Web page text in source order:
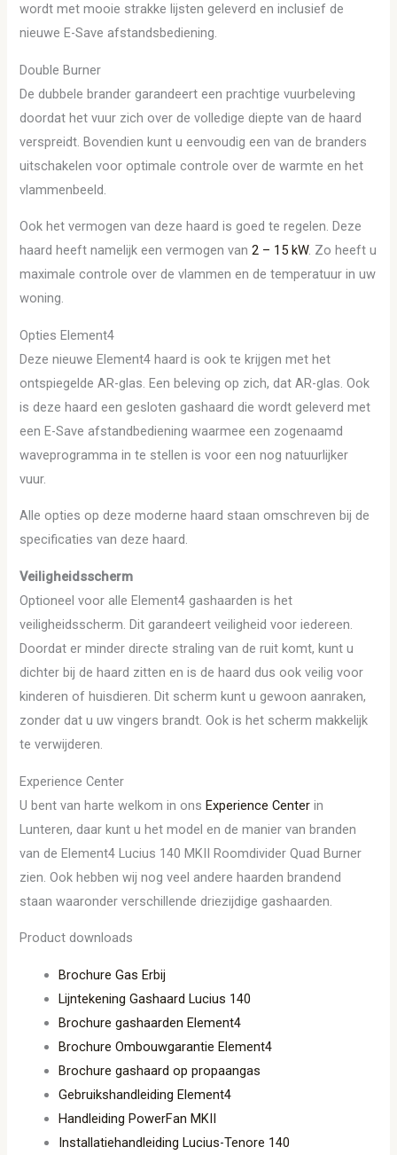
wordt met mooie strakke lijsten geleverd en inclusief de
nieuwe E-Save afstandsbediening.
Double Burner
De dubbele brander garandeert een prachtige vuurbeleving
doordat het vuur zich over de volledige diepte van de haard
verspreidt. Bovendien kunt u eenvoudig een van de branders
uitschakelen voor optimale controle over de warmte en het
vlammenbeeld.
Ook het vermogen van deze haard is goed te regelen. Deze
haard heeft namelijk een vermogen van2 – 15 kW. Zo heeft u
maximale controle over de vlammen en de temperatuur in uw
woning.
Opties Element4
Deze nieuwe Element4 haard is ook te krijgen met het
ontspiegelde AR-glas. Een beleving op zich, dat AR-glas. Ook
is deze haard een gesloten gashaard die wordt geleverd met
een E-Save afstandbediening waarmee een zogenaamd
waveprogramma in te stellen is voor een nog natuurlijker
vuur.
Alle opties op deze moderne haard staan omschreven bij de
specificaties van deze haard.
Veiligheidsscherm
Optioneel voor alle Element4 gashaarden is het
veiligheidsscherm. Dit garandeert veiligheid voor iedereen.
Doordat er minder directe straling van de ruit komt, kunt u
dichter bij de haard zitten en is de haard dus ook veilig voor
kinderen of huisdieren. Dit scherm kunt u gewoon aanraken,
zonder dat u uw vingers brandt. Ook is het scherm makkelijk
te verwijderen.
Experience Center
U bent van harte welkom in onsExperience Center in
Lunteren, daar kunt u het model en de manier van branden
van de Element4 Lucius 140 MKII Roomdivider Quad Burner
zien. Ook hebben wij nog veel andere haarden brandend
staan waaronder verschillende driezijdige gashaarden.
Product downloads
Brochure Gas Erbij
Lijntekening Gashaard Lucius 140
Brochure gashaarden Element4
Brochure Ombouwgarantie Element4
Brochure gashaard op propaangas
Gebruikshandleiding Element4
Handleiding PowerFan MKII
Installatiehandleiding Lucius-Tenore 140